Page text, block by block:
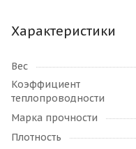
Характеристики
Вес
Коэффициент
теплопроводности
Марка прочности
Плотность